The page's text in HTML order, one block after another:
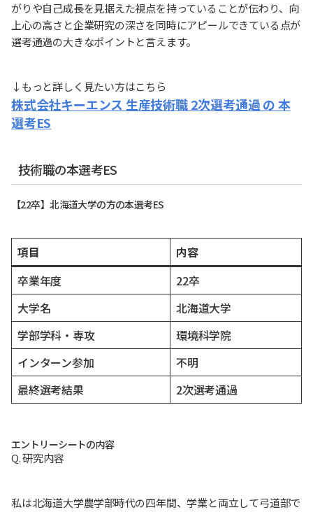
がりや自己成長を見据えた視点を持っていることが伝わり、向
上心の高さと企業研究の深さを同時にアピールできている点が
選考通過の大きなポイントと言えます。
↓もっと詳しく見たい方はこちら
株式会社キーエンス 生産技術職 2次選考通過 の 本
選考ES
技術職の本選考ES
【22卒】北海道大学の方の本選考ES
項目
内容
卒業年度
22卒
大学名
北海道大学
学部学科・専攻
環境科学院
インターン参加
不明
最終選考結果
2次選考通過
エントリーシートの内容
Q. 研究内容
私は北海道大学農学部時代の四年間、学業と両立して弓道部で